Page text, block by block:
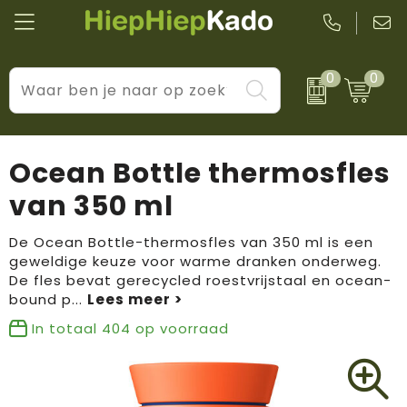
0 0
Kantoor & schrijfwaren
Wellness & verzorging
Tassen & reizen
Huis, tuin & keuken
Kleding & accessoires
Sport & vrije tijd
Levensstijl
Prijs & impact
BIC
Brandflavours
Camelbak
Ocean Bottle thermosfles
van 350 ml
De Ocean Bottle-thermosfles van 350 ml is een
geweldige keuze voor warme dranken onderweg.
De fles bevat gerecycled roestvrijstaal en ocean-
bound p...
In totaal 404 op voorraad